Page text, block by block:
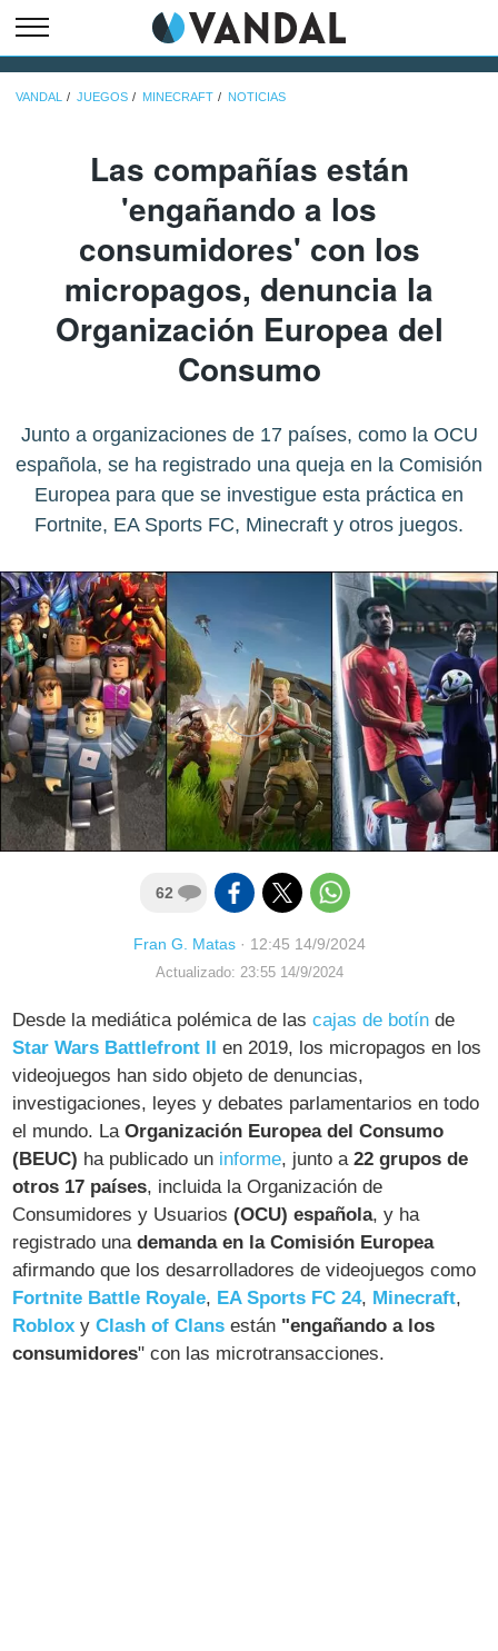
VANDAL JUEGOS MINECRAFT NOTICIAS
Las compañías están
'engañando a los
consumidores' con los
micropagos, denuncia la
Organización Europea del
Consumo
Junto a organizaciones de 17 países, como la OCU
española, se ha registrado una queja en la Comisión
Europea para que se investigue esta práctica en
Fortnite, EA Sports FC, Minecraft y otros juegos.
62
Fran G. Matas· 12:45 14/9/2024
Actualizado: 23:55 14/9/2024
Desde la mediática polémica de lascajas de botín de
Star Wars Battlefront II en 2019, los micropagos en los
videojuegos han sido objeto de denuncias,
investigaciones, leyes y debates parlamentarios en todo
el mundo. LaOrganización Europea del Consumo
(BEUC) ha publicado un informe, junto a22 grupos de
otros 17 países, incluida la Organización de
Consumidores y Usuarios(OCU) española, y ha
registrado unademanda en la Comisión Europea
afirmando que los desarrolladores de videojuegos como
Fortnite Battle Royale, EA Sports FC 24, Minecraft,
Roblox yClash of Clans están "engañando a los
consumidores" con las microtransacciones.